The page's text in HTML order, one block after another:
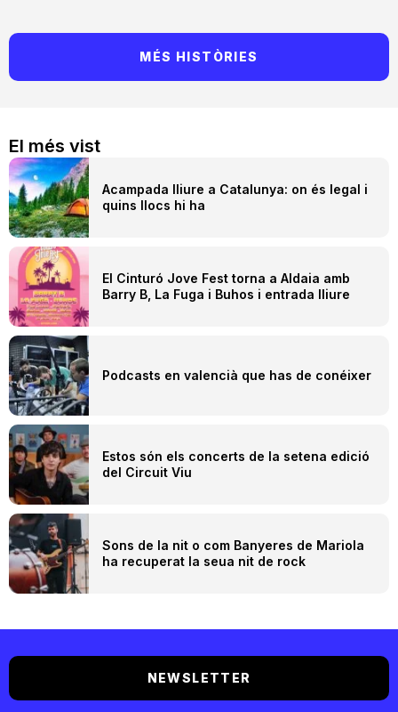
El més vist
Acampada lliure a Catalunya: on és legal i
quins llocs hi ha
El Cinturó Jove Fest torna a Aldaia amb
Barry B, La Fuga i Buhos i entrada lliure
Podcasts en valencià que has de conéixer
Estos són els concerts de la setena edició
del Circuit Viu
Sons de la nit o com Banyeres de Mariola
ha recuperat la seua nit de rock
MÉS HISTÒRIES
NEWSLETTER